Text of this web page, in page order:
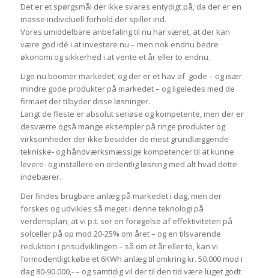
Det er et spørgsmål der ikke svares entydigt på, da der er en
masse individuell forhold der spiller ind.
Vores umiddelbare anbefaling til nu har været, at der kan
være god idé i at investere nu – men nok endnu bedre
økonomi og sikkerhed i at vente et år eller to endnu.
Lige nu boomer markedet, og der er et hav af gode – og især
mindre gode produkter på markedet – og ligeledes med de
firmaet der tilbyder disse løsninger.
Langt de fleste er absolut seriøse og kompetente, men der er
desværre også mange eksempler på ringe produkter og
virksomheder der ikke besidder de mest grundlæggende
tekniske- og håndværksmæssige kompetencer til at kunne
levere- og installere en ordentlig løsning med alt hvad dette
indebærer.
Der findes brugbare anlæg på markedet i dag, men der
forskes og udvikles så meget i denne teknologi på
verdensplan, at vi p.t. ser en forøgelse af effektiviteten på
solceller på op mod 20-25% om året – og en tilsvarende
reduktion i prisudviklingen – så om et år eller to, kan vi
formodentligt købe et 6KWh anlæg til omkring kr. 50.000 mod i
dag 80-90.000,- – og samtidig vil der til den tid være luget godt